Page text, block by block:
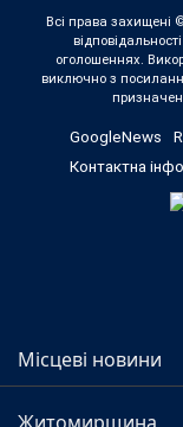
Всі права захищені
оголошеннях.
виключно з
GoogleNews
Контактна
Місцеві новини